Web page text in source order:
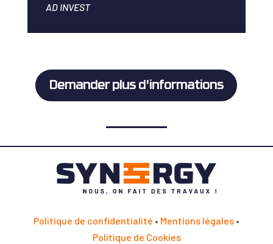
AD INVEST
Demander plus d'informations
Politique de confidentialité • Mentions légales •
Politique de Cookies